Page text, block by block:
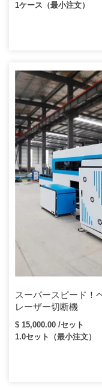
1ケース（最小注文）
スーパースピード！
レーザー切断機
$ 15,000.00 /セット
1.0セット（最小注文）